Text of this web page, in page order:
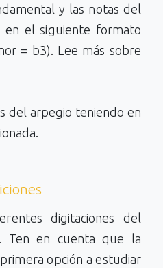
y las notas del
en el siguiente formato
= b3). Lee más sobre
del arpegio teniendo en
digitaciones del
Ten en cuenta que la
opción a estudiar